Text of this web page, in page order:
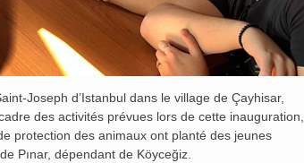
Joseph d’Istanbul dans le village de Çayhisar,
des activités prévues lors de cette inauguration,
protection des animaux ont planté des jeunes
Pınar, dépendant de Köyceğiz.